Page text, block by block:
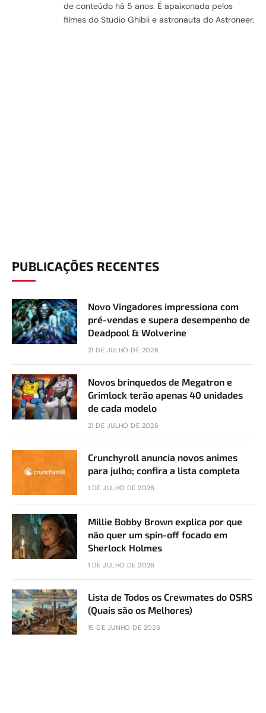
de conteúdo há 5 anos. É apaixonada pelos
filmes do Studio Ghibli e astronauta do Astroneer.
PUBLICAÇÕES RECENTES
Novo Vingadores impressiona com
pré-vendas e supera desempenho de
Deadpool & Wolverine
21 DE JULHO DE 2026
Novos brinquedos de Megatron e
Grimlock terão apenas 40 unidades
de cada modelo
21 DE JULHO DE 2026
Crunchyroll anuncia novos animes
para julho; confira a lista completa
1 DE JULHO DE 2026
Millie Bobby Brown explica por que
não quer um spin-off focado em
Sherlock Holmes
1 DE JULHO DE 2026
Lista de Todos os Crewmates do OSRS
(Quais são os Melhores)
15 DE JUNHO DE 2026